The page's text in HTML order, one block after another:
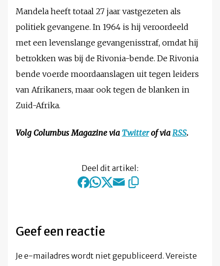
Mandela heeft totaal 27 jaar vastgezeten als
politiek gevangene. In 1964 is hij veroordeeld
met een levenslange gevangenisstraf, omdat hij
betrokken was bij de Rivonia-bende. De Rivonia
bende voerde moordaanslagen uit tegen leiders
van Afrikaners, maar ook tegen de blanken in
Zuid-Afrika.
Volg Columbus Magazine via Twitterof via RSS.
Deel dit artikel:
Geef een reactie
Je e-mailadres wordt niet gepubliceerd. Vereiste